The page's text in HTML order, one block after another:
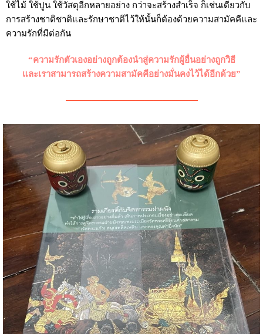
ใช้ไม้ ใช้ปูน ใช้วัสดุอีกหลายอย่าง กว่าจะสร้างสำเร็จ ก็เช่นเดียวกับ
การสร้างชาติชาติและรักษาชาติไว้ให้นั้นก็ต้องด้วยความสามัคคีและ
ความรักที่มีต่อกัน
“ความรักตัวเองอย่างถูกต้องนำสู่ความรักผู้อื่นอย่างถูกวิธี
และเราสามารถสร้างความสามัคคีอย่างมั่นคงไว้ได้อีกด้วย”
———————————————